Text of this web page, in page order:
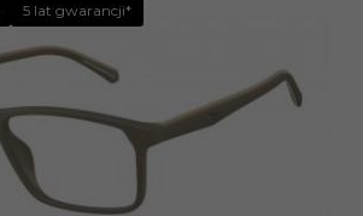
5 lat gwarancji*